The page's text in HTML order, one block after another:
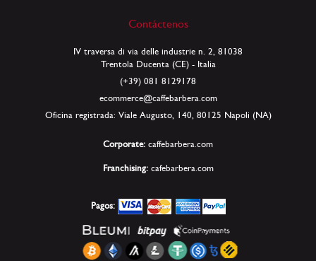
Contáctenos
IV traversa di via delle industrie n. 2, 81038
Trentola Ducenta (CE) - Italia
(+39) 081 8129178
ecommerce@caffebarbera.com
Oficina registrada: Viale Augusto, 140, 80125 Napoli (NA)
Corporate: caffebarbera.com
Franchising: cafebarbera.com
Pagos: